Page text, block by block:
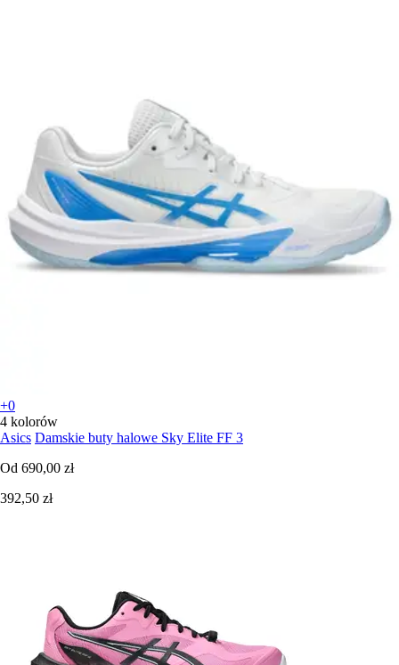
+0
4 kolorów
Asics Damskie buty halowe Sky Elite FF 3
Od 690,00 zł
392,50 zł